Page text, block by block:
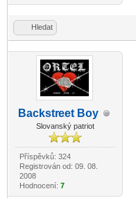
Hledat
Backstreet Boy
Slovanský patriot
Příspěvků: 324
Registrován od: 09. 08.
2008
Hodnocení: 7